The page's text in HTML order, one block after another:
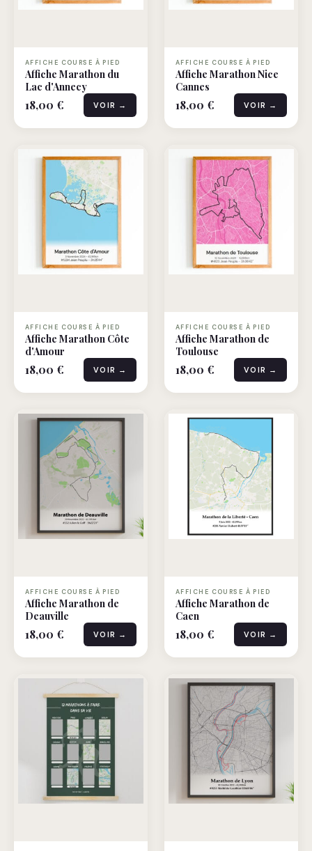
AFFICHE COURSE À PIED
Affiche Marathon du
Lac d'Annecy
18,00 € VOIR →
AFFICHE COURSE À PIED
Affiche Marathon Nice
Cannes
18,00 € VOIR →
AFFICHE COURSE À PIED
Affiche Marathon Côte
d'Amour
18,00 € VOIR →
AFFICHE COURSE À PIED
Affiche Marathon de
Toulouse
18,00 € VOIR →
AFFICHE COURSE À PIED
Affiche Marathon de
Deauville
18,00 € VOIR →
AFFICHE COURSE À PIED
Affiche Marathon de
Caen
18,00 € VOIR →